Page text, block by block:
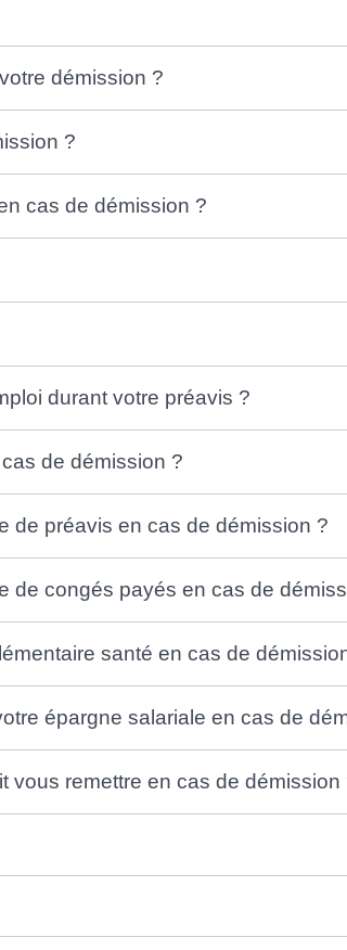
démission ?
?
cas de démission ?
durant votre préavis ?
de démission ?
de préavis en cas de démission ?
de congés payés en cas de
santé en cas de
épargne salariale en cas de
vous remettre en cas de démission